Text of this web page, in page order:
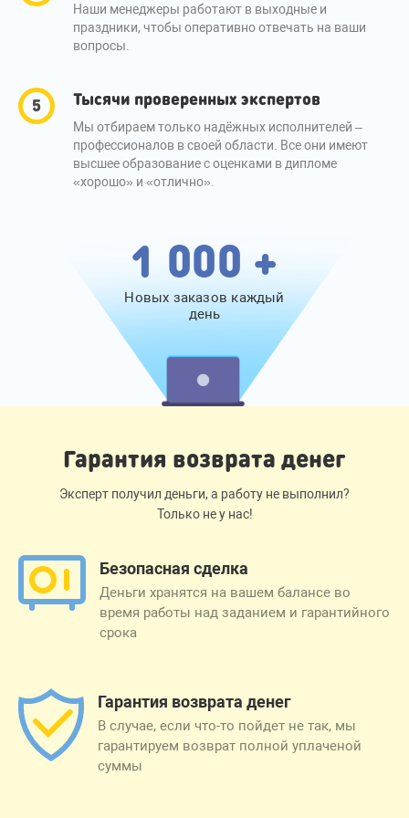
Наши менеджеры работают в выходные и
праздники, чтобы оперативно отвечать на ваши
вопросы.
Тысячи проверенных экспертов
Мы отбираем только надёжных исполнителей –
профессионалов в своей области. Все они имеют
высшее образование с оценками в дипломе
«хорошо» и «отлично».
1 000 +
Новых заказов каждый
день
Гарантия возврата денег
Эксперт получил деньги, а работу не выполнил?
Только не у нас!
Безопасная сделка
Деньги хранятся на вашем балансе во
время работы над заданием и гарантийного
срока
Гарантия возврата денег
В случае, если что-то пойдет не так, мы
гарантируем возврат полной уплаченой
суммы